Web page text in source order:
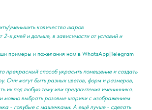
уменьшить количество шаров
2-х дней и дольше, в зависимости от условий и
примеры и пожелания нам в WhatsApp|Telegram
прекрасный способ украсить помещение и создать
Они могут быть разных цветов, форм и размеров,
их под любую тему или предпочтения именинника.
можно выбрать розовые шарики с изображением
- голубые с машинками. А ещё лучше - сделать